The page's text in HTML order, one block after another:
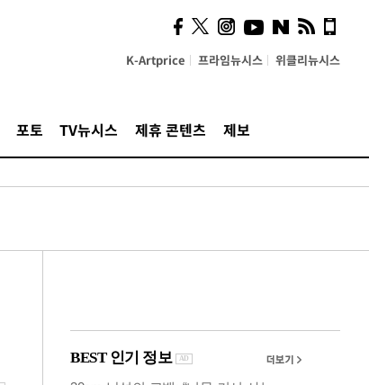
K-Artprice 프라임뉴시스 위클리뉴시스
포토 TV뉴시스 제휴 콘텐츠 제보
의견, 국토부·LH에 충실히
전달할 것"